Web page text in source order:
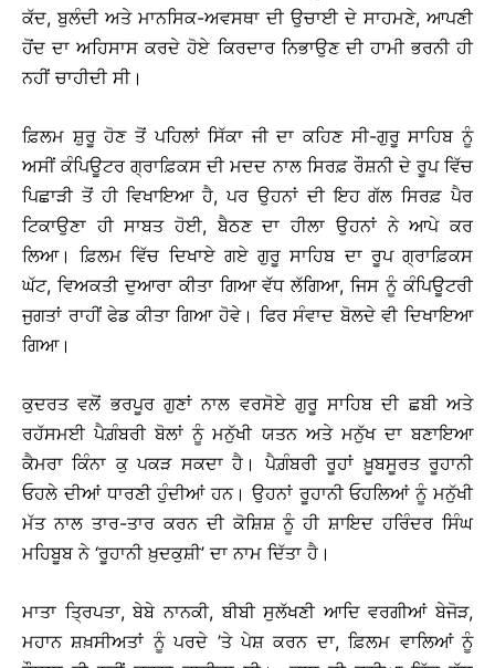
ਕੱਦ, ਬੁਲੰਦੀ ਅਤੇ ਮਾਨਸਿਕ-ਅਵਸਥਾ ਦੀ ਉਚਾਈ ਦੇ ਸਾਹਮਣੇ, ਆਪਣੀ
ਹੋਂਦ ਦਾ ਅਹਿਸਾਸ ਕਰਦੇ ਹੋਏ ਕਿਰਦਾਰ ਨਿਭਾਉਣ ਦੀ ਹਾਮੀ ਭਰਨੀ ਹੀ
ਨਹੀਂ ਚਾਹੀਦੀ ਸੀ।
ਫ਼ਿਲਮ ਸ਼ੁਰੂ ਹੋਣ ਤੋਂ ਪਹਿਲਾਂ ਸਿੱਕਾ ਜੀ ਦਾ ਕਹਿਣ ਸੀ-ਗੁਰੂ ਸਾਹਿਬ ਨੂੰ
ਅਸੀਂ ਕੰਪਿਊਟਰ ਗ੍ਰਾਫ਼ਿਕਸ ਦੀ ਮਦਦ ਨਾਲ ਸਿਰਫ਼ ਰੌਸ਼ਨੀ ਦੇ ਰੂਪ ਵਿੱਚ
ਪਿਛਾੜੀ ਤੋਂ ਹੀ ਵਿਖਾਇਆ ਹੈ, ਪਰ ਉਹਨਾਂ ਦੀ ਇਹ ਗੱਲ ਸਿਰਫ਼ ਪੈਰ
ਟਿਕਾਉਣਾ ਹੀ ਸਾਬਤ ਹੋਈ, ਬੈਠਣ ਦਾ ਹੀਲਾ ਉਹਨਾਂ ਨੇ ਆਪੇ ਕਰ
ਲਿਆ। ਫ਼ਿਲਮ ਵਿੱਚ ਦਿਖਾਏ ਗਏ ਗੁਰੂ ਸਾਹਿਬ ਦਾ ਰੂਪ ਗ੍ਰਾਫ਼ਿਕਸ
ਘੱਟ, ਵਿਅਕਤੀ ਦੁਆਰਾ ਕੀਤਾ ਗਿਆ ਵੱਧ ਲੱਗਿਆ, ਜਿਸ ਨੂੰ ਕੰਪਿਊਟਰੀ
ਜੁਗਤਾਂ ਰਾਹੀਂ ਫੇਡ ਕੀਤਾ ਗਿਆ ਹੋਵੇ। ਫਿਰ ਸੰਵਾਦ ਬੋਲਦੇ ਵੀ ਦਿਖਾਇਆ
ਗਿਆ।
ਕੁਦਰਤ ਵਲੋਂ ਭਰਪੂਰ ਗੁਣਾਂ ਨਾਲ ਵਰਸੋਏ ਗੁਰੂ ਸਾਹਿਬ ਦੀ ਛਬੀ ਅਤੇ
ਰਹੱਸਮਈ ਪੈਗ਼ੰਬਰੀ ਬੋਲਾਂ ਨੂੰ ਮਨੁੱਖੀ ਯਤਨ ਅਤੇ ਮਨੁੱਖ ਦਾ ਬਣਾਇਆ
ਕੈਮਰਾ ਕਿੰਨਾ ਕੁ ਪਕੜ ਸਕਦਾ ਹੈ। ਪੈਗ਼ੰਬਰੀ ਰੂਹਾਂ ਖ਼ੂਬਸੂਰਤ ਰੂਹਾਨੀ
ਓਹਲੇ ਦੀਆਂ ਧਾਰਣੀ ਹੁੰਦੀਆਂ ਹਨ। ਉਹਨਾਂ ਰੂਹਾਨੀ ਓਹਲਿਆਂ ਨੂੰ ਮਨੁੱਖੀ
ਮੱਤ ਨਾਲ ਤਾਰ-ਤਾਰ ਕਰਨ ਦੀ ਕੋਸ਼ਿਸ਼ ਨੂੰ ਹੀ ਸ਼ਾਇਦ ਹਰਿੰਦਰ ਸਿੰਘ
ਮਹਿਬੂਬ ਨੇ ‘ਰੂਹਾਨੀ ਖ਼ੁਦਕੁਸ਼ੀ’ ਦਾ ਨਾਮ ਦਿੱਤਾ ਹੈ।
ਮਾਤਾ ਤ੍ਰਿਪਤਾ, ਬੇਬੇ ਨਾਨਕੀ, ਬੀਬੀ ਸੁਲੱਖਣੀ ਆਦਿ ਵਰਗੀਆਂ ਬੇਜੋੜ,
ਮਹਾਨ ਸ਼ਖ਼ਸੀਅਤਾਂ ਨੂੰ ਪਰਦੇ ’ਤੇ ਪੇਸ਼ ਕਰਨ ਦਾ, ਫ਼ਿਲਮ ਵਾਲਿਆਂ ਨੂੰ